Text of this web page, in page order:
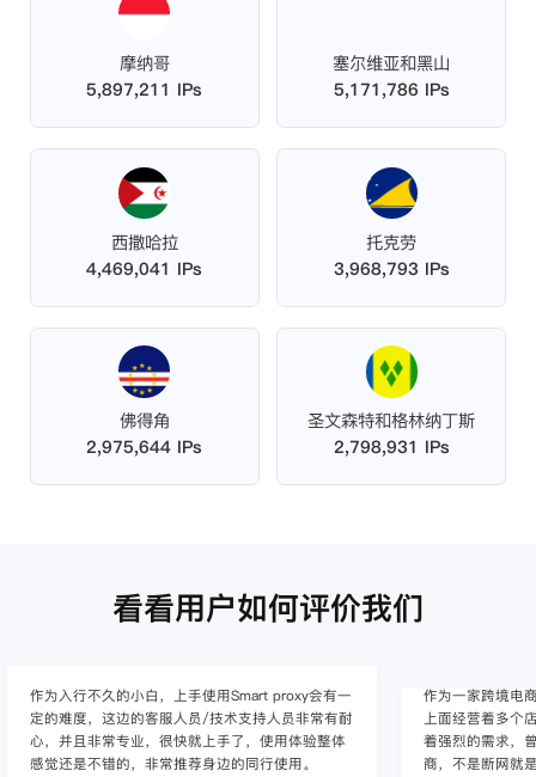
摩纳哥
5,897,211 IPs
塞尔维亚和黑山
5,171,786 IPs
西撒哈拉
4,469,041 IPs
托克劳
3,968,793 IPs
佛得角
2,975,644 IPs
圣文森特和格林纳丁斯
2,798,931 IPs
看看用户如何评价我们
作为入行不久的小白，上手使用Smart proxy会有一
定的难度，这边的客服人员/技术支持人员非常有耐
心，并且非常专业，很快就上手了，使用体验整体
感觉还是不错的，非常推荐身边的同行使用。
作为一家跨境电
上面经营着多个
着强烈的需求，
商，不是断网就